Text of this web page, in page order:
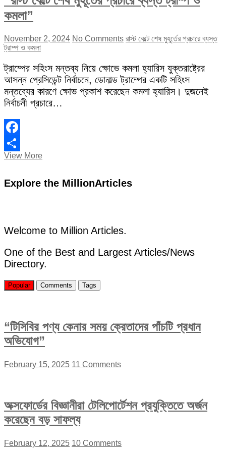
কমলা”
November 2, 2024 No Comments রাস্ট বেল্টে শেষ মুহূর্তের প্রচারে ব্যস্ত
ট্রাম্প ও কমলা
ট্রাম্পের সহিংস মন্তব্য নিয়ে ক্ষোভে কমলা হ্যারিস যুক্তরাষ্ট্রের
আসন্ন প্রেসিডেন্ট নির্বাচনে, ডোনাল্ড ট্রাম্পের একটি সহিংস
মন্তব্যের কারণে ক্ষোভ প্রকাশ করেছেন কমলা হ্যারিস। দুজনেই
নির্বাচনী প্রচারে…
Facebook
Share
View More“রাস্ট
মুহূর্তের
কমলা”
Explore the MillionArticles
Welcome to Million Articles.
One of the Best and Largest Articles/News
Directory.
Popular Comments Tags
“টিসিবির পণ্য কেনার সময় ক্রেতাদের পাঁচটি প্রধান
অভিযোগ”
February 15, 2025 11 Comments
অক্সফোর্ডের বিজ্ঞানীরা টেলিপোর্টেশন প্রযুক্তিতে অর্জন
করেছেন বড় সাফল্য
February 12, 2025 10 Comments